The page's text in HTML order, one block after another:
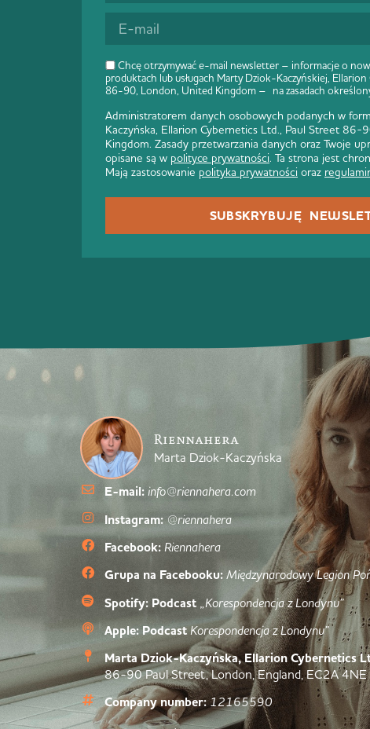
Chcę otrzymywać e-mail newsletter – informacje o
produktach lub usługach Marty Dziok-Kaczyńskiej,
86-90, London, United Kingdom – na zasadach
Administratorem danych osobowych podanych w
Kaczyńska, Ellarion Cybernetics Ltd., Paul Street 86-
Kingdom. Zasady przetwarzania danych oraz Twoje
opisane są w polityce prywatności. Ta strona jest
Mają zastosowanie polityka prywatności oraz
SUBSKRYBUJĘ
Riennahera
Marta Dziok-Kaczyńska
E-mail: info@riennahera.com
Instagram: @riennahera
Facebook: Riennahera
Grupa na Facebooku: Międzynarodowy Legion
Spotify: Podcast „Korespondencja z Londynu”
Apple: Podcast Korespondencja z Londynu”
Marta Dziok-Kaczyńska, Ellarion Cybernetics
86-90 Paul Street, London, England, EC2A 4NE
Company number: 12165590